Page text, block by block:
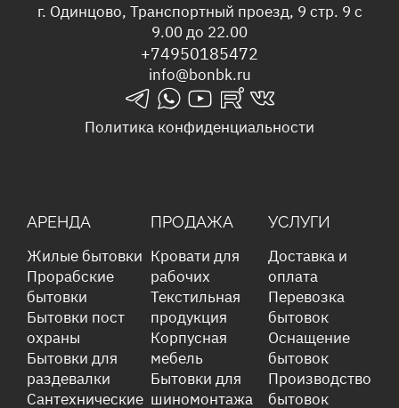
г. Одинцово, Транспортный проезд, 9 стр. 9 с
9.00 до 22.00
+74950185472
info@bonbk.ru
telegrams_in whatsapp_in youtube_in rutube_in vk_in
Политика конфиденциальности
АРЕНДА
Жилые бытовки
Прорабские
бытовки
Бытовки пост
охраны
Бытовки для
раздевалки
Сантехнические
ПРОДАЖА
Кровати для
рабочих
Текстильная
продукция
Корпусная
мебель
Бытовки для
шиномонтажа
УСЛУГИ
Доставка и
оплата
Перевозка
бытовок
Оснащение
бытовок
Производство
бытовок